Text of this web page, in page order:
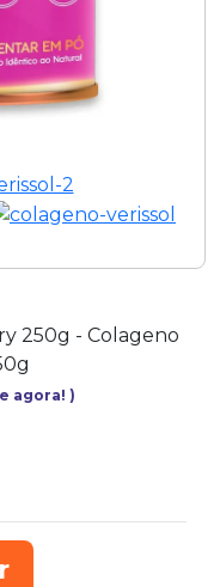
250g - Colageno
agora! )